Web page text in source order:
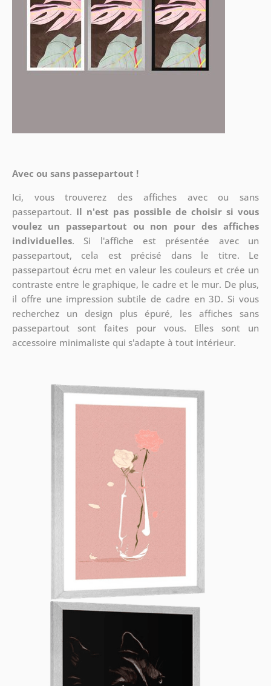
Avec ou sans passepartout !
Ici, vous trouverez des affiches avec ou sans
passepartout. Il n'est pas possible de choisir si vous
voulez un passepartout ou non pour des affiches
individuelles. Si l'affiche est présentée avec un
passepartout, cela est précisé dans le titre. Le
passepartout écru met en valeur les couleurs et crée un
contraste entre le graphique, le cadre et le mur. De plus,
il offre une impression subtile de cadre en 3D. Si vous
recherchez un design plus épuré, les affiches sans
passepartout sont faites pour vous. Elles sont un
accessoire minimaliste qui s'adapte à tout intérieur.